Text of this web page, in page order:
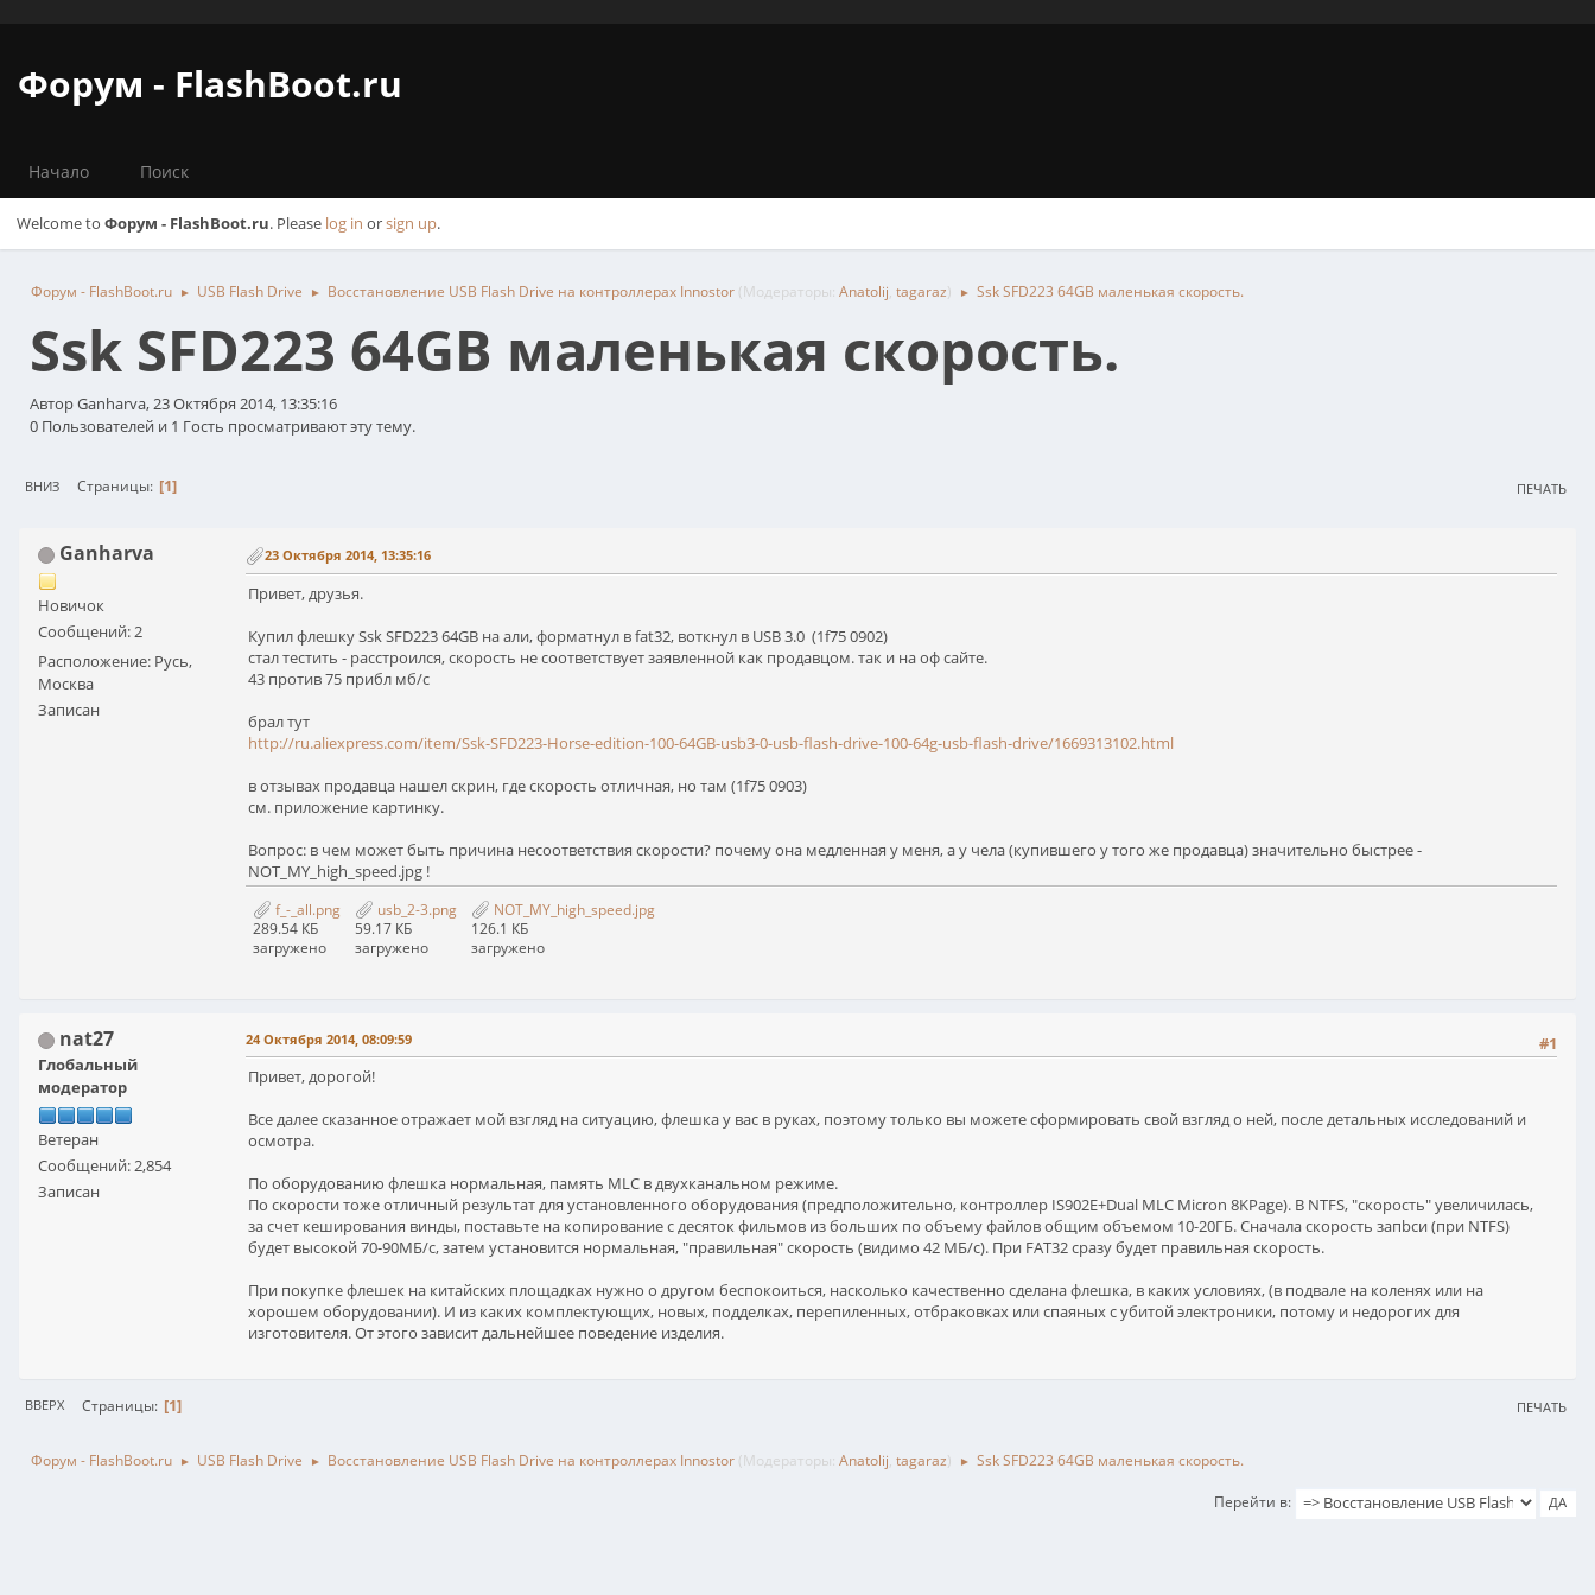
Форум - FlashBoot.ru
Начало Поиск
Welcome to Форум - FlashBoot.ru. Please log in orsign up.
Форум - FlashBoot.ru ► USB Flash Drive ► Восстановление USB Flash Drive на контроллерах Innostor (Модераторы: Anatolij, tagaraz) ► Ssk SFD223 64GB маленькая скорость.
Ssk SFD223 64GB маленькая скорость.
Автор Ganharva, 23 Октября 2014, 13:35:16
0 Пользователей и 1 Гость просматривают эту тему.
ПЕЧАТЬ
ВНИЗ Страницы 1
Ganharva
Новичок
Сообщений: 2
Расположение: Русь,
Москва
Записан
23 Октября 2014, 13:35:16
Привет, друзья.
Купил флешку Ssk SFD223 64GB на али, форматнул в fat32, воткнул в USB 3.0 (1f75 0902)
стал тестить - расстроился, скорость не соответствует заявленной как продавцом. так и на оф сайте.
43 против 75 прибл мб/с
брал тут
http://ru.aliexpress.com/item/Ssk-SFD223-Horse-edition-100-64GB-usb3-0-usb-flash-drive-100-64g-usb-flash-drive/1669313102.html
в отзывах продавца нашел скрин, где скорость отличная, но там (1f75 0903)
см. приложение картинку.
Вопрос: в чем может быть причина несоответствия скорости? почему она медленная у меня, а у чела (купившего у того же продавца) значительно быстрее -
NOT_MY_high_speed.jpg !
f_-_all.png
289.54 КБ
загружено
usb_2-3.png
59.17 КБ
загружено
NOT_MY_high_speed.jpg
126.1 КБ
загружено
nat27
Глобальный
модератор
Ветеран
Сообщений: 2,854
Записан
#1
24 Октября 2014, 08:09:59
Привет, дорогой!
Все далее сказанное отражает мой взгляд на ситуацию, флешка у вас в руках, поэтому только вы можете сформировать свой взгляд о ней, после детальных исследований и
осмотра.
По оборудованию флешка нормальная, память MLC в двухканальном режиме.
По скорости тоже отличный результат для установленного оборудования (предположительно, контроллер IS902E+Dual MLC Micron 8KPage). В NTFS, "скорость" увеличилась,
за счет кеширования винды, поставьте на копирование с десяток фильмов из больших по объему файлов общим объемом 10-20ГБ. Сначала скорость запbси (при NTFS)
будет высокой 70-90МБ/с, затем установится нормальная, "правильная" скорость (видимо 42 МБ/c). При FAT32 сразу будет правильная скорость.
При покупке флешек на китайских площадках нужно о другом беспокоиться, насколько качественно сделана флешка, в каких условиях, (в подвале на коленях или на
хорошем оборудовании). И из каких комплектующих, новых, подделках, перепиленных, отбраковках или спаяных с убитой электроники, потому и недорогих для
изготовителя. От этого зависит дальнейшее поведение изделия.
ПЕЧАТЬ
ВВЕРХ Страницы 1
Форум - FlashBoot.ru ► USB Flash Drive ► Восстановление USB Flash Drive на контроллерах Innostor (Модераторы: Anatolij, tagaraz) ► Ssk SFD223 64GB маленькая скорость.
Перейти в